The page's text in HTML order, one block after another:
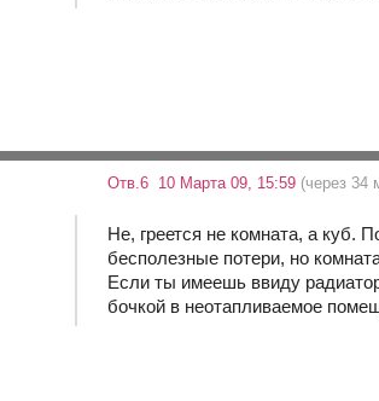
Отв.6 10 Марта 09, 15:59 (через 34
Не, греется не комната, а куб.
бесполезные потери, но
Если ты имеешь ввиду
бочкой в неотапливаемое